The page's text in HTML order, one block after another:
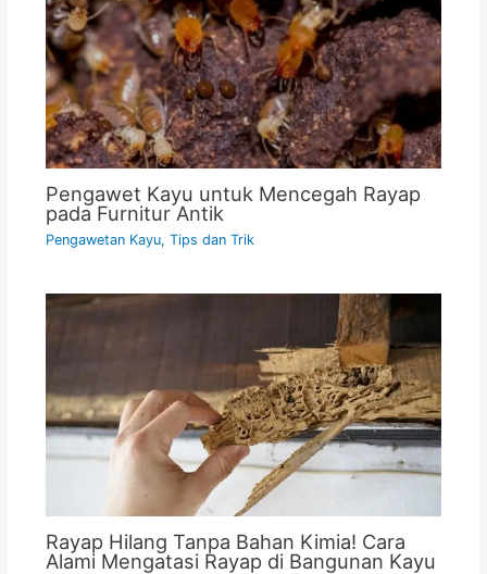
Pengawet Kayu untuk Mencegah Rayap
pada Furnitur Antik
Pengawetan Kayu, Tips dan Trik
Rayap Hilang Tanpa Bahan Kimia! Cara
Alami Mengatasi Rayap di Bangunan Kayu